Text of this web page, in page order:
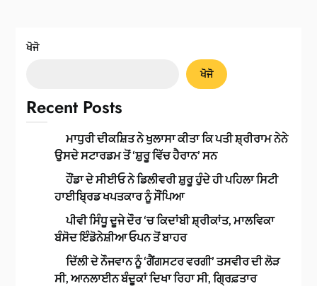
ਖੋਜੋ
ਖੋਜੋ
Recent Posts
ਮਾਧੁਰੀ ਦੀਕਸ਼ਿਤ ਨੇ ਖੁਲਾਸਾ ਕੀਤਾ ਕਿ ਪਤੀ ਸ਼੍ਰੀਰਾਮ ਨੇਨੇ
ਉਸਦੇ ਸਟਾਰਡਮ ਤੋਂ ‘ਸ਼ੁਰੂ ਵਿੱਚ ਹੈਰਾਨ’ ਸਨ
ਹੌਂਡਾ ਦੇ ਸੀਈਓ ਨੇ ਡਿਲੀਵਰੀ ਸ਼ੁਰੂ ਹੁੰਦੇ ਹੀ ਪਹਿਲਾ ਸਿਟੀ
ਹਾਈਬ੍ਰਿਡ ਖਪਤਕਾਰ ਨੂੰ ਸੌਂਪਿਆ
ਪੀਵੀ ਸਿੰਧੂ ਦੂਜੇ ਦੌਰ ‘ਚ ਕਿਦਾਂਬੀ ਸ਼੍ਰੀਕਾਂਤ, ਮਾਲਵਿਕਾ
ਬੰਸੋਦ ਇੰਡੋਨੇਸ਼ੀਆ ਓਪਨ ਤੋਂ ਬਾਹਰ
ਦਿੱਲੀ ਦੇ ਨੌਜਵਾਨ ਨੂੰ ‘ਗੈਂਗਸਟਰ ਵਰਗੀ’ ਤਸਵੀਰ ਦੀ ਲੋੜ
ਸੀ, ਆਨਲਾਈਨ ਬੰਦੂਕਾਂ ਦਿਖਾ ਰਿਹਾ ਸੀ, ਗ੍ਰਿਫ਼ਤਾਰ